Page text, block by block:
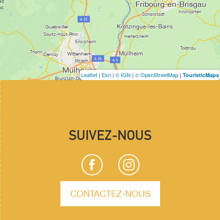
Leaflet | Esri | © IGN | © OpenStreetMap | TouristicMaps
SUIVEZ-NOUS
CONTACTEZ-NOUS